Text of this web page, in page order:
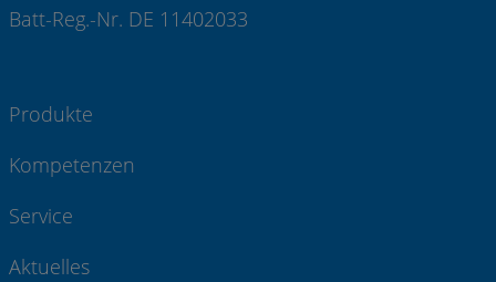
Batt-Reg.-Nr. DE 11402033
Produkte
Kompetenzen
Service
Aktuelles